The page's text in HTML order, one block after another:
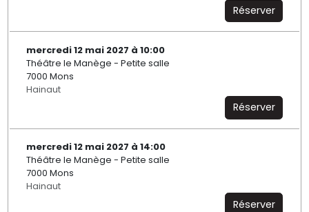
Réserver
mercredi 12 mai 2027 à 10:00
Théâtre le Manège - Petite salle
7000 Mons
Hainaut
Réserver
mercredi 12 mai 2027 à 14:00
Théâtre le Manège - Petite salle
7000 Mons
Hainaut
Réserver